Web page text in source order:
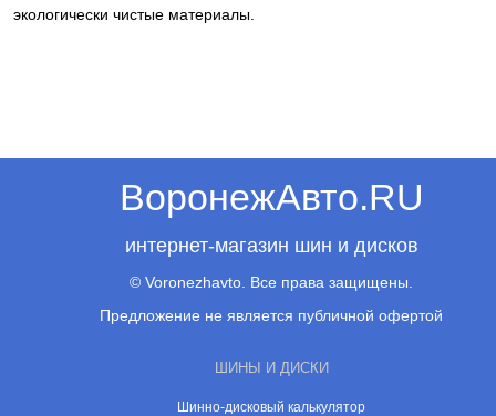
экологически чистые материалы.
ВоронежАвто.RU
интернет-магазин шин и дисков
© Voronezhavto. Все права защищены.
Предложение не является публичной офертой
ШИНЫ И ДИСКИ
Шинно-дисковый калькулятор